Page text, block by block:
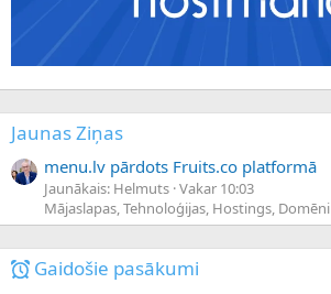
Jaunas Ziņas
menu.lv pārdots Fruits.co platformā
Jaunākais: Helmuts Vakar 10:03
Mājaslapas, Tehnoloģijas, Hostings, Domēni
Gaidošie pasākumi